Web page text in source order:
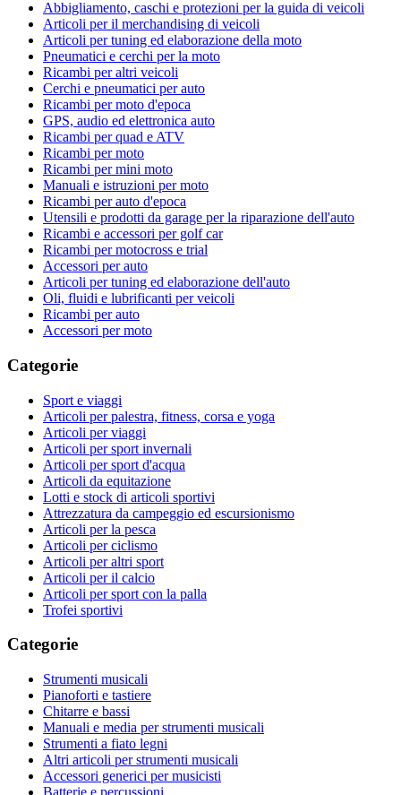
Abbigliamento, caschi e protezioni per la guida di veicoli
Articoli per il merchandising di veicoli
Articoli per tuning ed elaborazione della moto
Pneumatici e cerchi per la moto
Ricambi per altri veicoli
Cerchi e pneumatici per auto
Ricambi per moto d'epoca
GPS, audio ed elettronica auto
Ricambi per quad e ATV
Ricambi per moto
Ricambi per mini moto
Manuali e istruzioni per moto
Ricambi per auto d'epoca
Utensili e prodotti da garage per la riparazione dell'auto
Ricambi e accessori per golf car
Ricambi per motocross e trial
Accessori per auto
Articoli per tuning ed elaborazione dell'auto
Oli, fluidi e lubrificanti per veicoli
Ricambi per auto
Accessori per moto
Categorie
Sport e viaggi
Articoli per palestra, fitness, corsa e yoga
Articoli per viaggi
Articoli per sport invernali
Articoli per sport d'acqua
Articoli da equitazione
Lotti e stock di articoli sportivi
Attrezzatura da campeggio ed escursionismo
Articoli per la pesca
Articoli per ciclismo
Articoli per altri sport
Articoli per il calcio
Articoli per sport con la palla
Trofei sportivi
Categorie
Strumenti musicali
Pianoforti e tastiere
Chitarre e bassi
Manuali e media per strumenti musicali
Strumenti a fiato legni
Altri articoli per strumenti musicali
Accessori generici per musicisti
Batterie e percussioni